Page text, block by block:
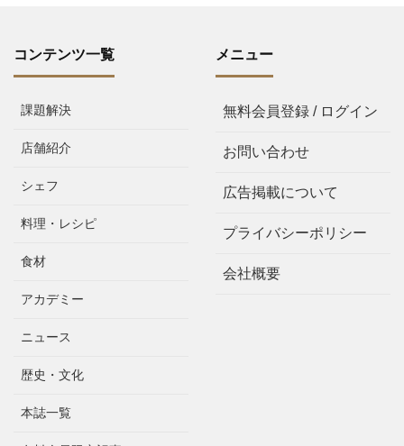
コンテンツ一覧
課題解決
店舗紹介
シェフ
料理・レシピ
食材
アカデミー
ニュース
歴史・文化
本誌一覧
メニュー
無料会員登録 / ログイン
お問い合わせ
広告掲載について
プライバシーポリシー
会社概要